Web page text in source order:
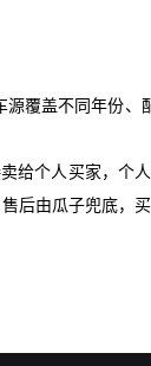
覆盖不同年份
给个人买家，
后由瓜子兜底，买